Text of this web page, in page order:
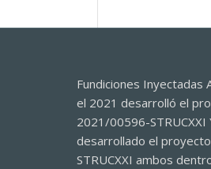
Fundiciones Inyectadas
el 2021 desarrolló el
2021/00596-
desarrollado el
STRUCXXI ambos